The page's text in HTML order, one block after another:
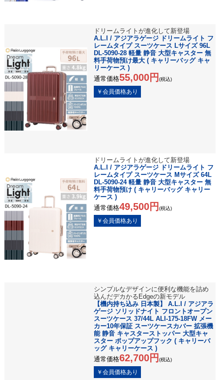
ドリームライトが進化して新登場
A.L.I / アジアラゲージ ドリームライト フ
レームタイプ スーツケース Lサイズ 96L
DL-5090-28 軽量 静音 大型キャスター 無
料手荷物預け最大 ( キャリーバッグ キャ
リーケース )
通常価格55,000円 (税込)
ドリームライトが進化して新登場
A.L.I / アジアラゲージ ドリームライト フ
レームタイプ スーツケース Mサイズ 64L
DL-5090-24 軽量 静音 大型キャスター 無
料手荷物預け ( キャリーバッグ キャリー
ケース )
通常価格49,500円 (税込)
シンプルなデザインに便利な機能を詰め
込んだデカかるEdgeの新モデル
【機内持ち込み 日本製】 A.L.I / アジアラ
ゲージ ソリッドナイト フロントオープン
スーツケース 37/44L ALI-175-18FW メー
カー10年保証 スーツケースカバー 拡張機
能 静音 キャスターストッパー 大型キャ
スター ポップアップフック ( キャリーバ
ッグ キャリーケース )
通常価格62,700円 (税込)